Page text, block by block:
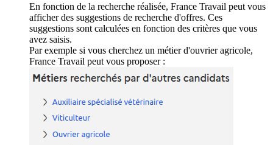
En fonction de la recherche réalisée, France Travail peut vous
afficher des suggestions de recherche d'offres. Ces
suggestions sont calculées en fonction des critères que vous
avez saisis.
Par exemple si vous cherchez un métier d'ouvrier agricole,
France Travail peut vous proposer :